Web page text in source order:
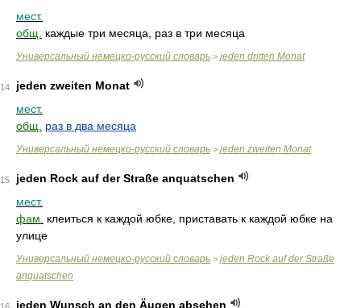
мест.
общ.
каждые три месяца, раз в три месяца
Универсальный немецко-русский словарь > jeden dritten Monat
14
jeden zweiten Monat
мест.
общ.
раз в два месяца
Универсальный немецко-русский словарь > jeden zweiten Monat
15
jeden Rock auf der Straße anquatschen
мест.
фам.
клеиться к каждой юбке, приставать к каждой юбке на
улице
Универсальный немецко-русский словарь > jeden Rock auf der Straße
anquatschen
jeden Wunsch an den Äugen absehen